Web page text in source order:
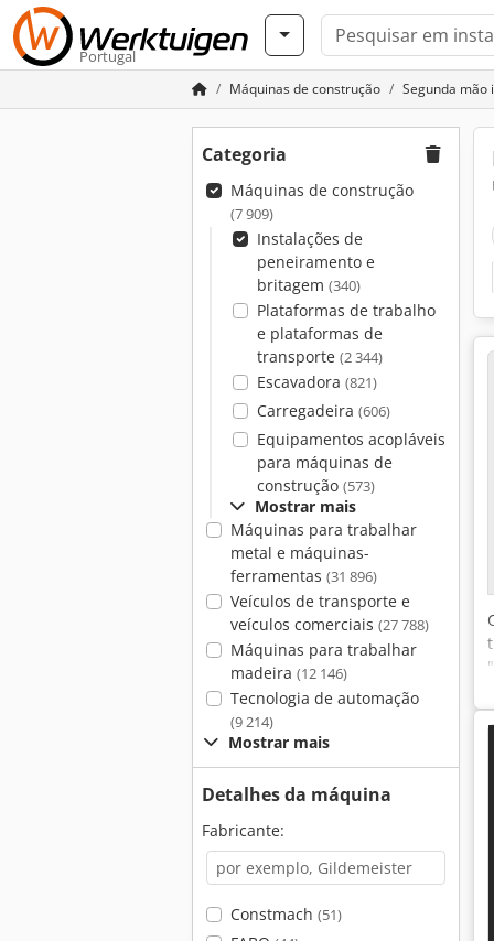
Portugal
Máquinas de construção Segunda mão
Categoria
Máquinas de construção
(7 909)
Instalações de
peneiramento e
britagem (340)
Plataformas de trabalho
e plataformas de
transporte (2 344)
Escavadora (821)
Carregadeira (606)
Equipamentos acopláveis
para máquinas de
construção (573)
Mostrar mais
Máquinas para trabalhar
metal e máquinas-
ferramentas (31 896)
Veículos de transporte e
veículos comerciais (27 788)
Máquinas para trabalhar
madeira (12 146)
Tecnologia de automação
(9 214)
Mostrar mais
Detalhes da máquina
Fabricante:
Constmach (51)